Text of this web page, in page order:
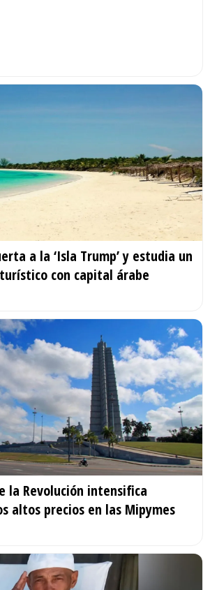
a la ‘Isla Trump’ y estudia un
con capital árabe
la Revolución intensifica
altos precios en las Mipymes